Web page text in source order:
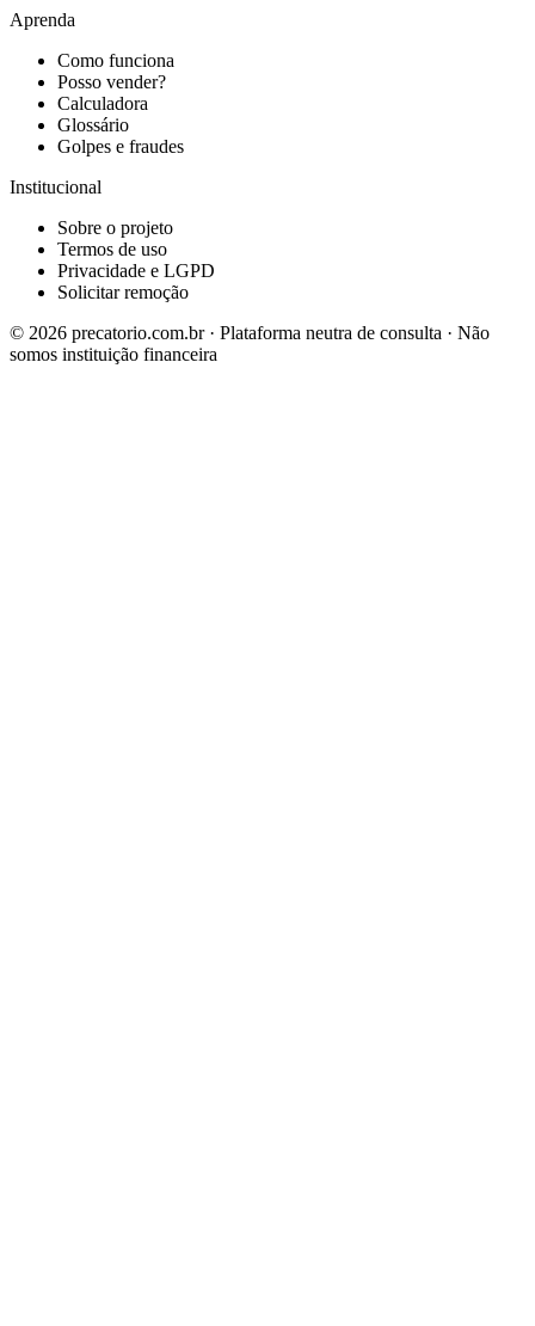
Aprenda
Como funciona
Posso vender?
Calculadora
Glossário
Golpes e fraudes
Institucional
Sobre o projeto
Termos de uso
Privacidade e LGPD
Solicitar remoção
© 2026 precatorio.com.br · Plataforma neutra de consulta · Não
somos instituição financeira